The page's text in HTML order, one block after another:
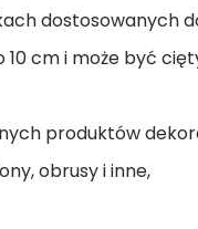
dostosowanych
10 cm i może być
produktów
obrusy i inne,